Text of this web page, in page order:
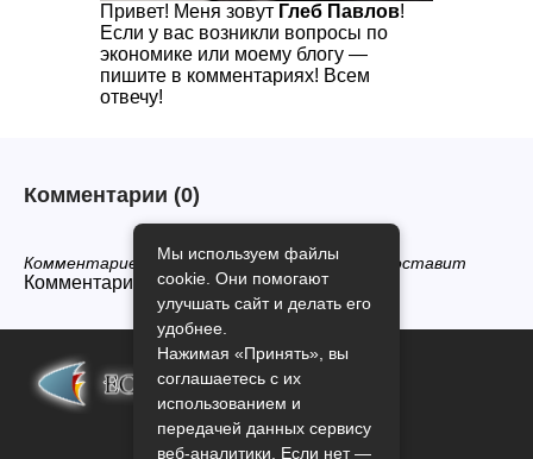
Привет! Меня зовут Глеб Павлов!
Если у вас возникли вопросы по
экономике или моему блогу —
пишите в комментариях! Всем
отвечу!
Комментарии (0)
Комментариев нет, будьте первым кто его оставит
Комментарии закрыты.
Мы используем файлы
cookie. Они помогают
улучшать сайт и делать его
удобнее.
Нажимая «Принять», вы
соглашаетесь с их
использованием и
передачей данных сервису
веб-аналитики. Если нет —